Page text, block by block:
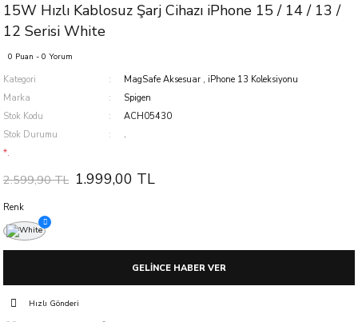
15W Hızlı Kablosuz Şarj Cihazı iPhone 15 / 14 / 13 /
12 Serisi White
0 Puan - 0 Yorum
Kategori MagSafe Aksesuar , iPhone 13 Koleksiyonu
Marka
Spigen
Stok Kodu
ACH05430
Stok Durumu
.
*.
2.599,90 TL 1.999,00 TL
Renk
GELİNCE HABER VER
Hızlı Gönderi